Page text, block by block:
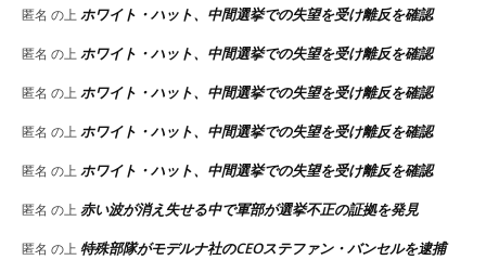
匿名 の上ホワイト・ハット、中間選挙での失望を受け離反を確認
匿名 の上ホワイト・ハット、中間選挙での失望を受け離反を確認
匿名 の上ホワイト・ハット、中間選挙での失望を受け離反を確認
匿名 の上ホワイト・ハット、中間選挙での失望を受け離反を確認
匿名 の上ホワイト・ハット、中間選挙での失望を受け離反を確認
匿名 の上赤い波が消え失せる中で軍部が選挙不正の証拠を発見
匿名 の上特殊部隊がモデルナ社のCEOステファン・バンセルを逮捕